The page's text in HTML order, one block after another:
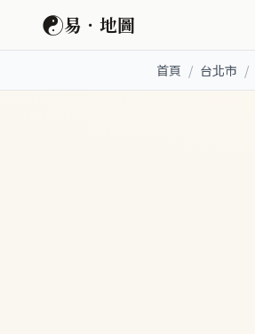
☯易．地圖
首頁 / 台北市 /